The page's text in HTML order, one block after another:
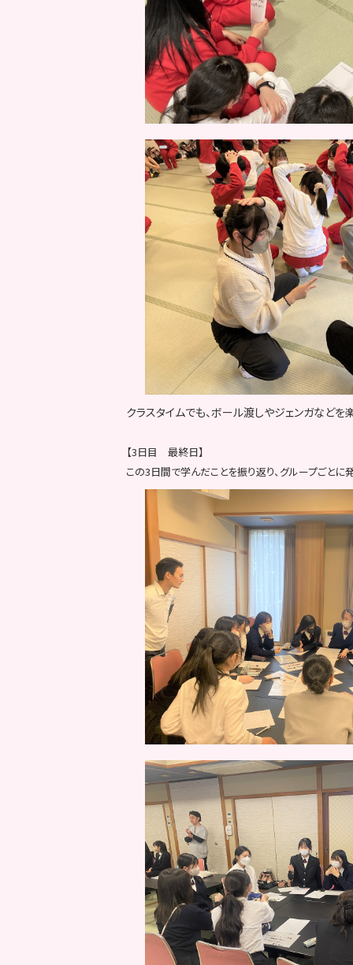
クラスタイムでも、ボール渡しやジェンガなどを
【3日目 最終日】
この3日間で学んだことを振り返り、グループごとに